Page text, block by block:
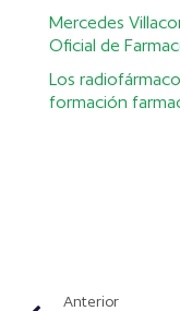
Mercedes
Oficial de
Los
formación
Anterior